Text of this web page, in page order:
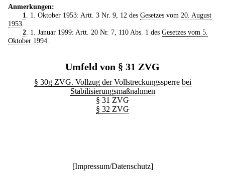
Anmerkungen:
1
. 1. Oktober 1953: Artt. 3 Nr. 9, 12 des Gesetzes vom 20. August
1953
2. 1. Januar 1999: Artt. 20 Nr. 7, 110 Abs. 1 des Gesetzes vom 5.
Oktober 1994
Umfeld von § 31 ZVG
§ 30g ZVG. Vollzug der Vollstreckungssperre bei
Stabilisierungsmaßnahmen
§ 31 ZVG
§ 32 ZVG
[Impressum/Datenschutz]